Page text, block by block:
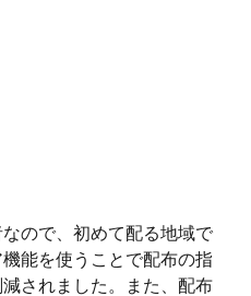
ので、初めて配る地域で
能を使うことで配布の指
されました。また、配布